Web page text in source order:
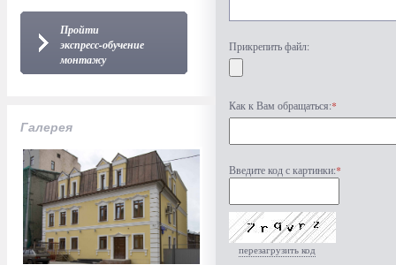
Пройти
экспресс-обучение
монтажу
Галерея
Прикрепить файл:
Как к Вам обращаться:*
Введите код с картинки:*
перезагрузить код